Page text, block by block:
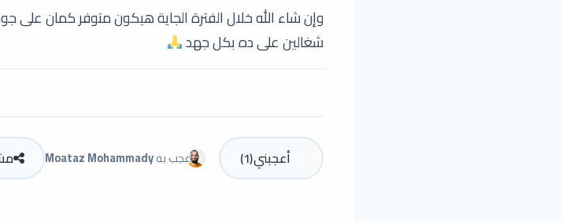
وإن شاء الله خلال الفترة الجاية هيكون متوفر كمان على
شغالين على ده بكل جهد
أعجبني(
1
) أعجب بهMoataz Mohammady